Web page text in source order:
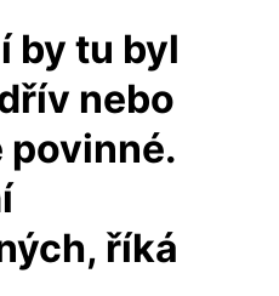
by tu byl
nebo
povinné.
říká